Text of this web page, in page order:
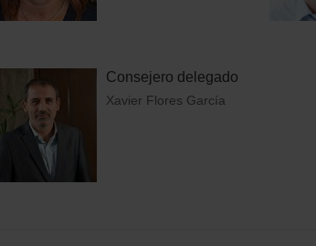
Consejero delegado
Xavier Flores García